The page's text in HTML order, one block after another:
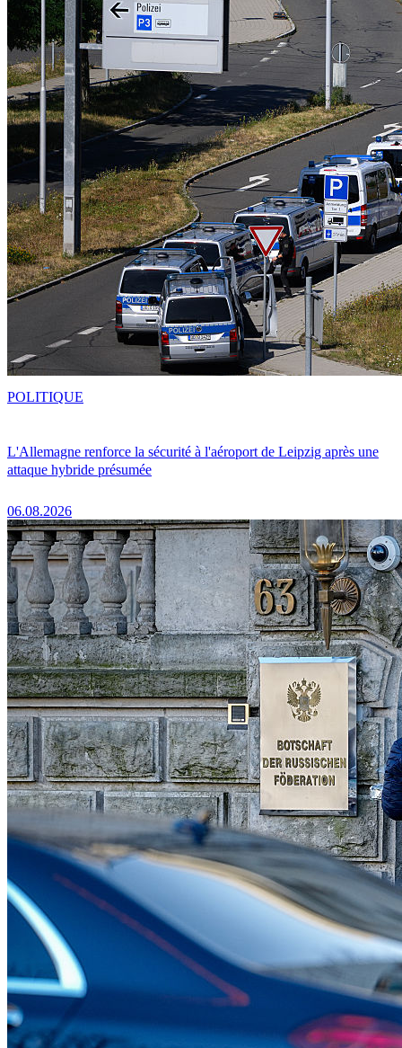
L'Allemagne renforce la sécurité à l'aéroport de Leipzig après une
attaque hybride présumée
06.08.2026
POLITIQUE